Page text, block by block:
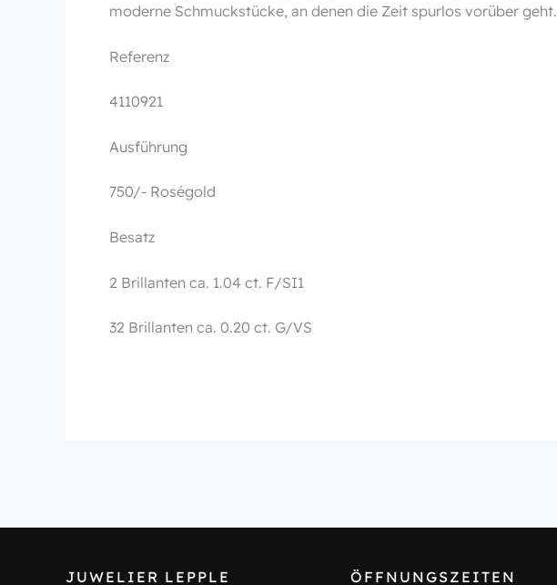
moderne Schmuckstücke, an denen die Zeit spurlos vorüber geht.
Referenz
4110921
Ausführung
750/- Roségold
Besatz
2 Brillanten ca. 1.04 ct. F/SI1
32 Brillanten ca. 0.20 ct. G/VS
JUWELIER LEPPLE ÖFFNUNGSZEITEN